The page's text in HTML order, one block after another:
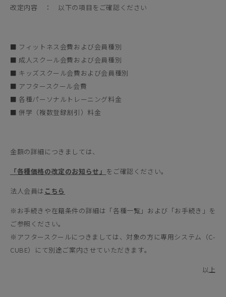
改定内容 ： 以下の項目をご確認ください
■ フィットネス会費および会員種別
■ 成人スクール会費および会員種別
■ キッズスクール会費および会員種別
■ アフタースクール会費
■ 各種パーソナルトレーニング料金
■ 併学（複数登録割引）料金
金額の詳細につきましては、
「各種価格の改定のお知らせ」 をご確認ください。
法人会員は こちら
※お手続きや在籍条件の詳細は「各種一覧」および「お手続き」を
ご参照ください。
※アフタースクールにつきましては、対象の方に専用システム（C-
CUBE）にて別途ご案内させていただきます。
以上